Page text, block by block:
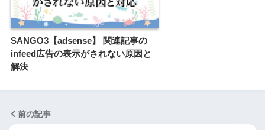
SANGO3【adsense】 関連記事の
infeed広告の表示がされない原因と
解決
前の記事